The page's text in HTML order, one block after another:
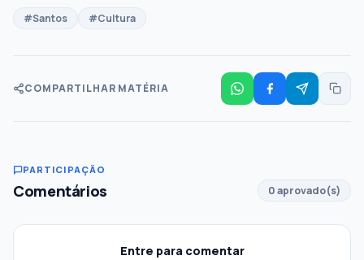
#Santos #Cultura
COMPARTILHAR MATÉRIA
PARTICIPAÇÃO
Comentários 0 aprovado(s)
Entre para comentar